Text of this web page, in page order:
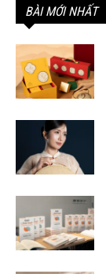
BÀI MỚI NHẤT